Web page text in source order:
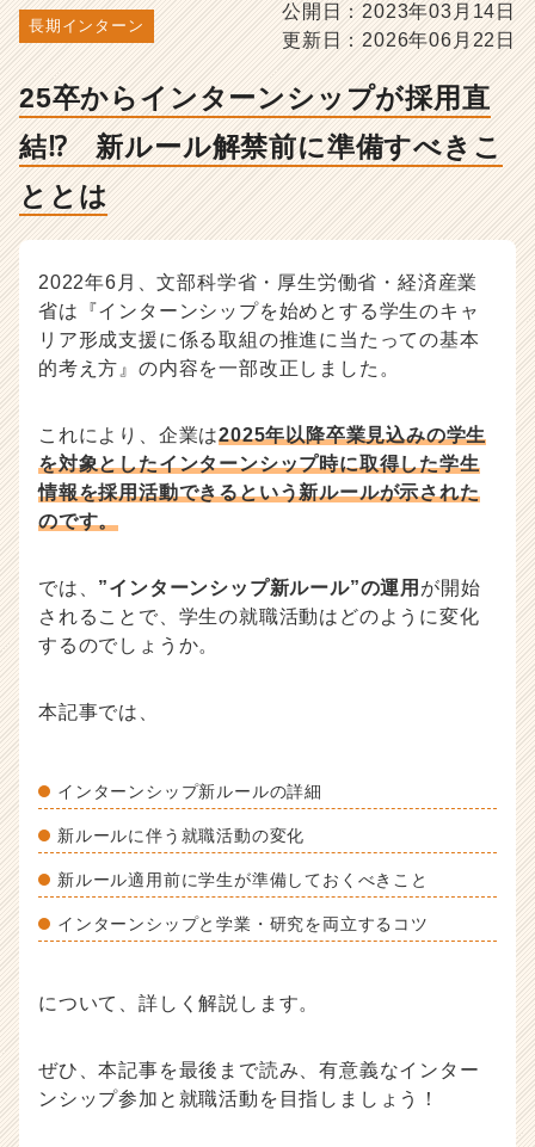
こ
と
と
は
考
策・
就
活
ノ
ウ
記
事
チ
ャ
ー・
ら
カ
ウ
ト
が
届
就
活
イ
ト
長期インターン
公開日：2023年03月14日
更新日：2026年06月22日
25卒からインターンシップが採用直
結⁉ 新ルール解禁前に準備すべきこ
ととは
2022年6月、文部科学省・厚生労働省・経済産業
省は『インターンシップを始めとする学生のキャ
リア形成支援に係る取組の推進に当たっての基本
的考え方』の内容を一部改正しました。
これにより、企業は2025年以降卒業見込みの学生
を対象としたインターンシップ時に取得した学生
情報を採用活動できるという新ルールが示された
のです。
では、 ”インターンシップ新ルール”の運用 が開始
されることで、学生の就職活動はどのように変化
するのでしょうか。
本記事では、
インターンシップ新ルールの詳細
新ルールに伴う就職活動の変化
新ルール適用前に学生が準備しておくべきこと
インターンシップと学業・研究を両立するコツ
について、詳しく解説します。
ぜひ、本記事を最後まで読み、有意義なインター
ンシップ参加と就職活動を目指しましょう！